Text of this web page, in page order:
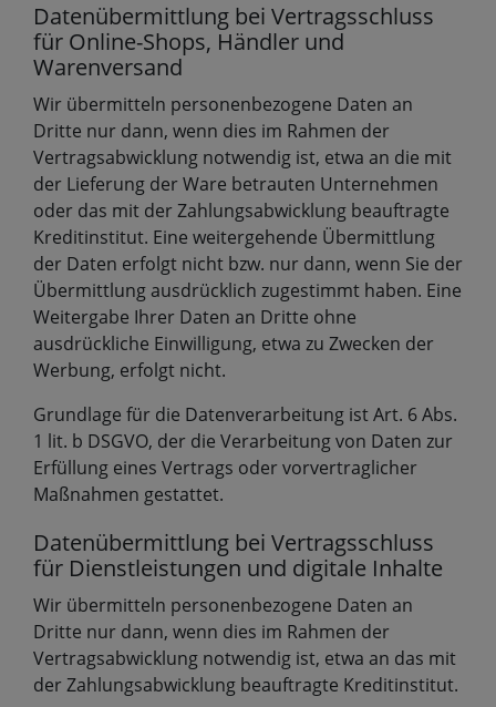
Datenübermittlung bei Vertragsschluss
für Online-Shops, Händler und
Warenversand
Wir übermitteln personenbezogene Daten an
Dritte nur dann, wenn dies im Rahmen der
Vertragsabwicklung notwendig ist, etwa an die mit
der Lieferung der Ware betrauten Unternehmen
oder das mit der Zahlungsabwicklung beauftragte
Kreditinstitut. Eine weitergehende Übermittlung
der Daten erfolgt nicht bzw. nur dann, wenn Sie der
Übermittlung ausdrücklich zugestimmt haben. Eine
Weitergabe Ihrer Daten an Dritte ohne
ausdrückliche Einwilligung, etwa zu Zwecken der
Werbung, erfolgt nicht.
Grundlage für die Datenverarbeitung ist Art. 6 Abs.
1 lit. b DSGVO, der die Verarbeitung von Daten zur
Erfüllung eines Vertrags oder vorvertraglicher
Maßnahmen gestattet.
Datenübermittlung bei Vertragsschluss
für Dienstleistungen und digitale Inhalte
Wir übermitteln personenbezogene Daten an
Dritte nur dann, wenn dies im Rahmen der
Vertragsabwicklung notwendig ist, etwa an das mit
der Zahlungsabwicklung beauftragte Kreditinstitut.